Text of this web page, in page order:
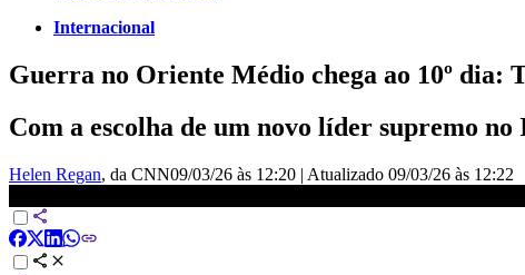
Internacional
Guerra no Oriente Médio chega ao 10º dia:
Com a escolha de um novo líder supremo
Helen Regan, da CNN09/03/26 às 12:20 | Atualizado 09/03/26 às 12:22